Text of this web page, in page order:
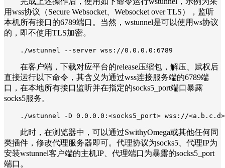
用wss协议（Secure Websocket、Websocket over TLS），监听
本机所有接口的6789端口。当然，wstunnel是可以使用ws协议
的，即不使用TLS加密。
./wstunnel --server wss://0.0.0.0:6789
在客户端，下载对应平台的release压缩包，解压、赋权后
直接运行以下命令，其含义为通过wss连接服务端的6789端
口，在本地所有接口监听并在指定的socks5_port端口暴露
socks5服务。
./wstunnel -D 0.0.0.0:<socks5_port> wss://
此时，在浏览器中，可以通过SwithyOmega或其他任何同
类插件，修改代理服务器即可。代理协议为socks5、代理IP为
安装wstunnel客户端的主机IP、代理端口为暴露的socks5_port
端口。